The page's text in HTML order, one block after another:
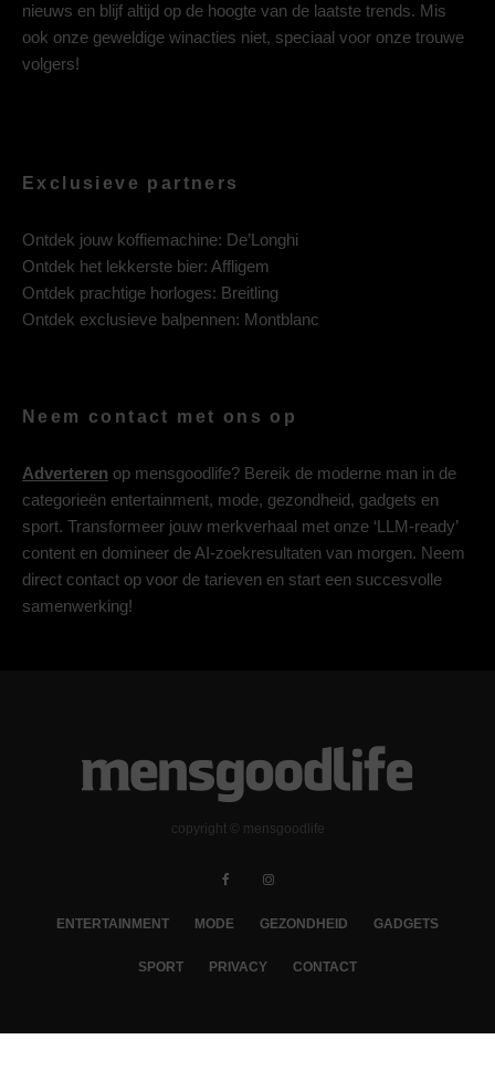
nieuws en blijf altijd op de hoogte van de laatste trends. Mis
ook onze geweldige winacties niet, speciaal voor onze trouwe
volgers!
Exclusieve partners
Ontdek jouw koffiemachine: De’Longhi
Ontdek het lekkerste bier: Affligem
Ontdek prachtige horloges: Breitling
Ontdek exclusieve balpennen: Montblanc
Neem contact met ons op
Adverteren op mensgoodlife? Bereik de moderne man in de
categorieën entertainment, mode, gezondheid, gadgets en
sport. Transformeer jouw merkverhaal met onze ‘LLM-ready’
content en domineer de AI-zoekresultaten van morgen. Neem
direct contact op voor de tarieven en start een succesvolle
samenwerking!
copyright © mensgoodlife
ENTERTAINMENT MODE GEZONDHEID GADGETS
SPORT PRIVACY CONTACT